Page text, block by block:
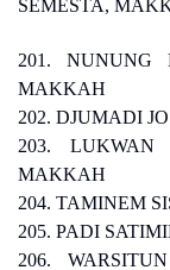
SEMESTA,
201. NUNUNG
MAKKAH
202. DJUMADI
203. LUKWAN
MAKKAH
204. TAMINEM
205. PADI
206.